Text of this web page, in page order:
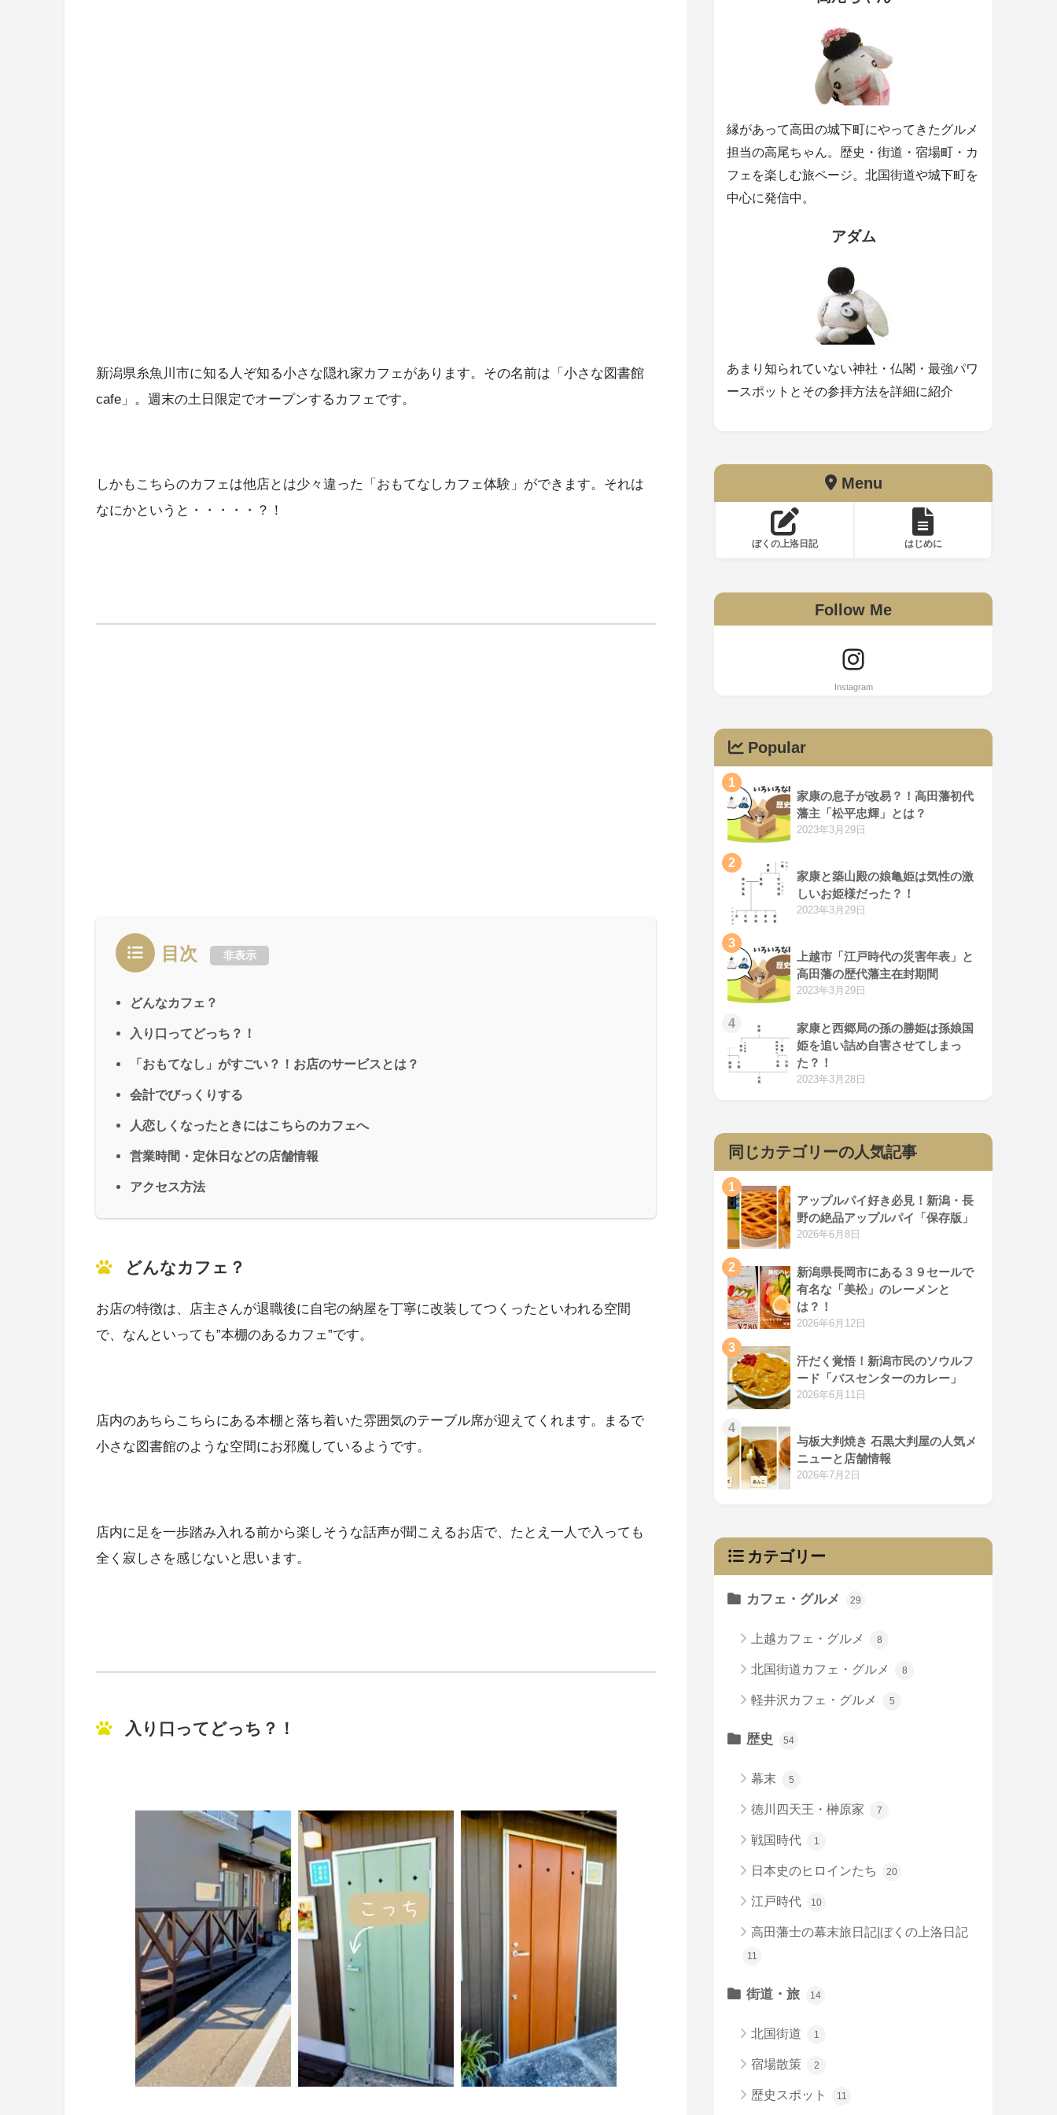
新潟県糸魚川市に知る人ぞ知る小さな隠れ家カフェがあります。その名前は「小さな図書館
cafe」。週末の土日限定でオープンするカフェです。
しかもこちらのカフェは他店とは少々違った「おもてなしカフェ体験」ができます。それは
なにかというと・・・・・？！
目次 非表示
どんなカフェ？
入り口ってどっち？！
「おもてなし」がすごい？！お店のサービスとは？
会計でびっくりする
人恋しくなったときにはこちらのカフェへ
営業時間・定休日などの店舗情報
アクセス方法
どんなカフェ？
お店の特徴は、店主さんが退職後に自宅の納屋を丁寧に改装してつくったといわれる空間
で、なんといっても”本棚のあるカフェ”です。
店内のあちらこちらにある本棚と落ち着いた雰囲気のテーブル席が迎えてくれます。まるで
小さな図書館のような空間にお邪魔しているようです。
店内に足を一歩踏み入れる前から楽しそうな話声が聞こえるお店で、たとえ一人で入っても
全く寂しさを感じないと思います。
入り口ってどっち？！
縁があって高田の城下町にやってきたグルメ
担当の高尾ちゃん。歴史・街道・宿場町・カ
フェを楽しむ旅ページ。北国街道や城下町を
中心に発信中。
アダム
あまり知られていない神社・仏閣・最強パワ
ースポットとその参拝方法を詳細に紹介
Menu
ぼくの上洛日記 はじめに
Follow Me
Popular
1
家康の息子が改易？！高田藩初代
藩主「松平忠輝」とは？
2023年3月29日
2
家康と築山殿の娘亀姫は気性の激
しいお姫様だった？！
2023年3月29日
3
上越市「江戸時代の災害年表」と
高田藩の歴代藩主在封期間
2023年3月29日
4
家康と西郷局の孫の勝姫は孫娘国
姫を追い詰め自害させてしまっ
た？！
2023年3月28日
同じカテゴリーの人気記事
1
アップルパイ好き必見！新潟・長
野の絶品アップルパイ「保存版」
2026年6月8日
2
新潟県長岡市にある３９セールで
有名な「美松」のレーメンと
は？！
2026年6月12日
3
汗だく覚悟！新潟市民のソウルフ
ード「バスセンターのカレー」
2026年6月11日
4
与板大判焼き 石黒大判屋の人気メ
ニューと店舗情報
2026年7月2日
カテゴリー
カフェ・グルメ 29
上越カフェ・グルメ 8
北国街道カフェ・グルメ 8
軽井沢カフェ・グルメ 5
歴史 54
幕末 5
徳川四天王・榊原家 7
戦国時代 1
日本史のヒロインたち 20
江戸時代 10
高田藩士の幕末旅日記|ぼくの上洛日記
11
街道・旅 14
北国街道 1
宿場散策 2
歴史スポット 11